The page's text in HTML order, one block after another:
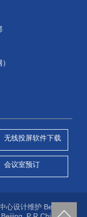
无线投屏软件下载
会议室预订
心设计维护 Beijing